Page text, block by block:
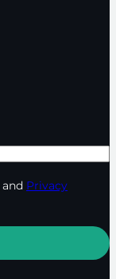
and Privacy